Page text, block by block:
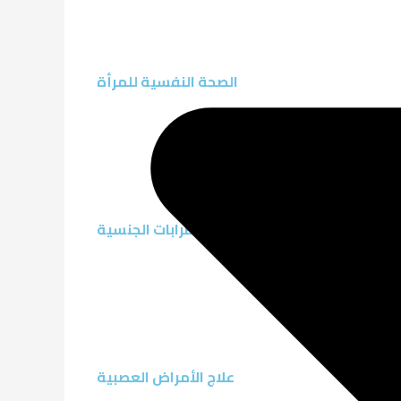
الصحة النفسية للمرأة
علاج الاضطرابات الجنسية
علاج الأمراض العصبية